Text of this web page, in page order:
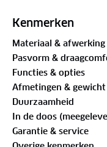
zitkussen, een
voorgevormd is (12
dichtheid van 80
flexibel,
gemaakt van
van verschillende
ideale
Kenmerken
Materiaal & afwerking
Pasvorm &
Functies & opties
Afmetingen & gewicht
Duurzaamheid
In de doos
Garantie & service